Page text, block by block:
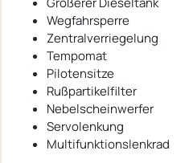
Wegfahrsperre
Zentralverriegelung
Tempomat
Pilotensitze
Rußpartikelfilter
Nebelscheinwerfer
Servolenkung
Multifunktionslenkrad